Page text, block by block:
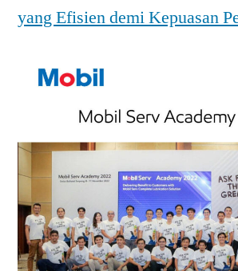
yang Efisien demi Kepuasan